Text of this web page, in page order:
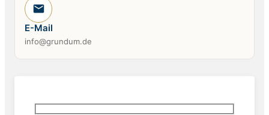
E-Mail
info@grundum.de